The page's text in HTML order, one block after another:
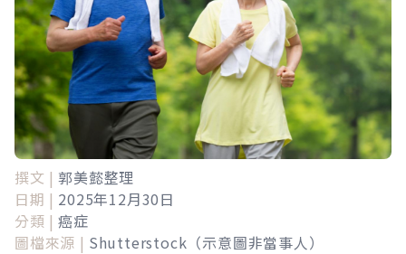
撰文 | 郭美懿整理
日期 | 2025年12月30日
分類 | 癌症
圖檔來源 | Shutterstock（示意圖非當事人）